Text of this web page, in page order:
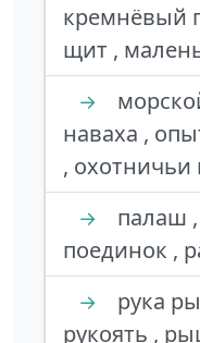
кремнёвый
щит ,
→
наваха ,
,
→
палаш
поединок ,
→
рука
рукоять ,